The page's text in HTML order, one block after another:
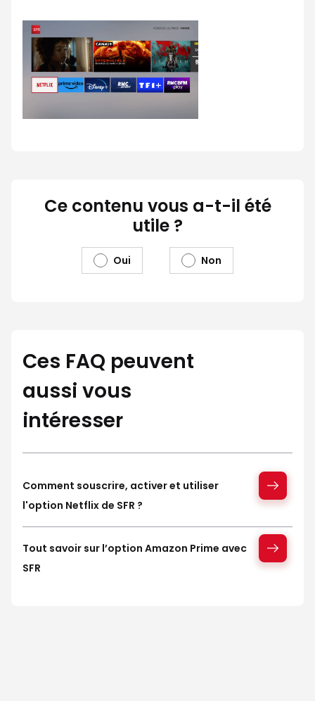
Ce contenu vous a-t-il été
utile ?
Oui Non
Ces FAQ peuvent
aussi vous
intéresser
Comment souscrire, activer et utiliser
l'option Netflix de SFR ?
Tout savoir sur l’option Amazon Prime avec
SFR